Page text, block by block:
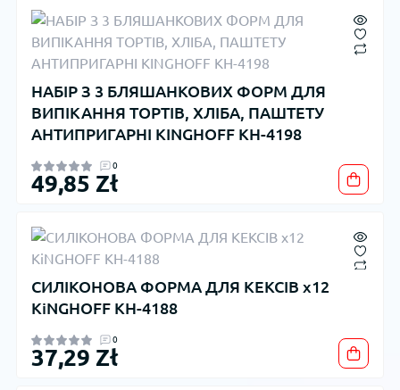
НАБІР З 3 БЛЯШАНКОВИХ ФОРМ ДЛЯ
ВИПІКАННЯ ТОРТІВ, ХЛІБА, ПАШТЕТУ
АНТИПРИГАРНІ KINGHOFF KH-4198
0
49,85 Zł
СИЛІКОНОВА ФОРМА ДЛЯ КЕКСІВ x12
KiNGHOFF KH-4188
0
37,29 Zł